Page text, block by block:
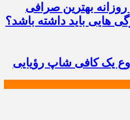
بهترین صرافی
هایی باید داشته باشد؟
یک کافی شاپ رؤیایی